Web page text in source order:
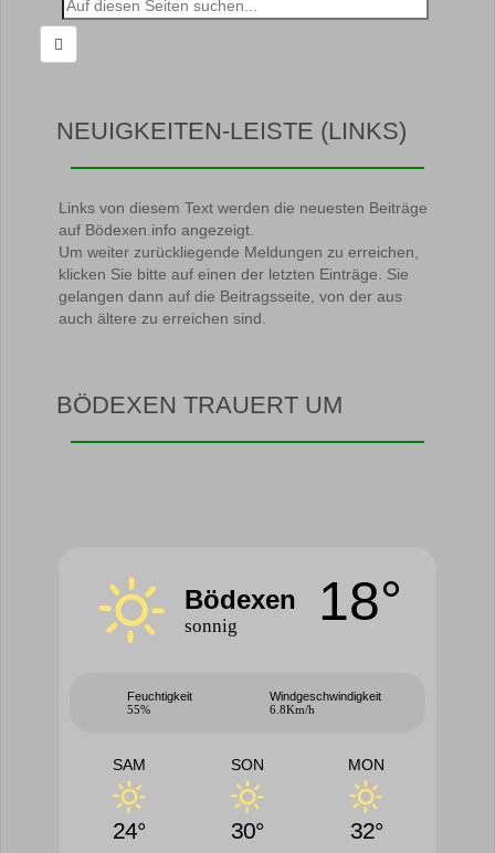
nach:
NEUIGKEITEN-LEISTE (LINKS)
Links von diesem Text werden die neuesten Beiträge
auf Bödexen.info angezeigt.
Um weiter zurückliegende Meldungen zu erreichen,
klicken Sie bitte auf einen der letzten Einträge. Sie
gelangen dann auf die Beitragsseite, von der aus
auch ältere zu erreichen sind.
BÖDEXEN TRAUERT UM
Bödexen
sonnig 18°
Feuchtigkeit
55%
Windgeschwindigkeit
6.8Km/h
SAM
24°
SON
30°
MON
32°